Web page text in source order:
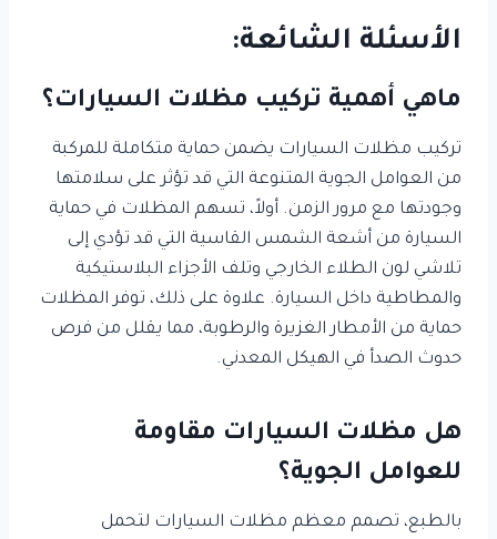
الأسئلة الشائعة:
ماهي أهمية تركيب مظلات السيارات؟
تركيب مظلات السيارات يضمن حماية متكاملة للمركبة
من العوامل الجوية المتنوعة التي قد تؤثر على سلامتها
وجودتها مع مرور الزمن. أولاً، تسهم المظلات في حماية
السيارة من أشعة الشمس القاسية التي قد تؤدي إلى
تلاشي لون الطلاء الخارجي وتلف الأجزاء البلاستيكية
والمطاطية داخل السيارة. علاوة على ذلك، توفر المظلات
حماية من الأمطار الغزيرة والرطوبة، مما يقلل من فرص
حدوث الصدأ في الهيكل المعدني.
هل مظلات السيارات مقاومة
للعوامل الجوية؟
بالطبع، تصمم معظم مظلات السيارات لتحمل